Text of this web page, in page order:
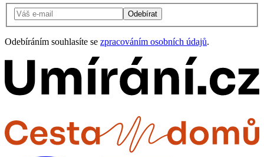
Odebírat
Odebíráním souhlasíte se zpracováním osobních údajů.